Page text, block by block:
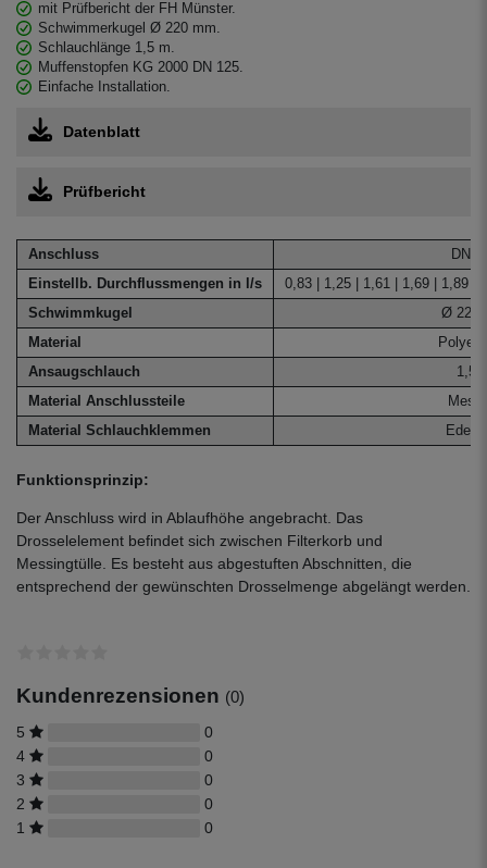
mit Prüfbericht der FH Münster.
Schwimmerkugel Ø 220 mm.
Schlauchlänge 1,5 m.
Muffenstopfen KG 2000 DN 125.
Einfache Installation.
Datenblatt
Prüfbericht
Anschluss
DN
Einstellb. Durchflussmengen in l/s
0,83 | 1,25 | 1,61 | 1,69 | 1,89 |
Schwimmkugel
Ø 220
Material
Ansaugschlauch
1,5
Material Anschlussteile
Material Schlauchklemmen
Funktionsprinzip:
Der Anschluss wird in Ablaufhöhe angebracht. Das
Drosselelement befindet sich zwischen Filterkorb und
Messingtülle. Es besteht aus abgestuften Abschnitten, die
entsprechend der gewünschten Drosselmenge abgelängt werden.
Kundenrezensionen (0)
5
0
4
0
3
0
2
0
1
0